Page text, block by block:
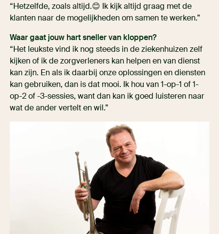
“Hetzelfde, zoals altijd.😊 Ik kijk altijd graag met de
klanten naar de mogelijkheden om samen te werken.”
Waar gaat jouw hart sneller van kloppen?
“Het leukste vind ik nog steeds in de ziekenhuizen zelf
kijken of ik de zorgverleners kan helpen en van dienst
kan zijn. En als ik daarbij onze oplossingen en diensten
kan gebruiken, dan is dat mooi. Ik hou van 1-op-1 of 1-
op-2 of -3-sessies, want dan kan ik goed luisteren naar
wat de ander vertelt en wil.”